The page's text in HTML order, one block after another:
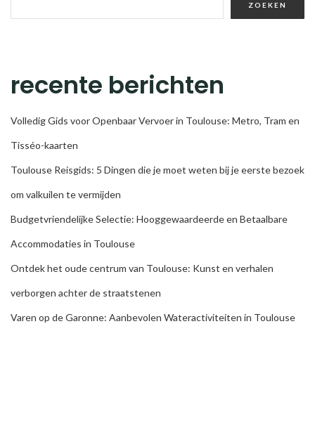
ZOEKEN
recente berichten
Volledig Gids voor Openbaar Vervoer in Toulouse: Metro, Tram en
Tisséo-kaarten
Toulouse Reisgids: 5 Dingen die je moet weten bij je eerste bezoek
om valkuilen te vermijden
Budgetvriendelijke Selectie: Hooggewaardeerde en Betaalbare
Accommodaties in Toulouse
Ontdek het oude centrum van Toulouse: Kunst en verhalen
verborgen achter de straatstenen
Varen op de Garonne: Aanbevolen Wateractiviteiten in Toulouse